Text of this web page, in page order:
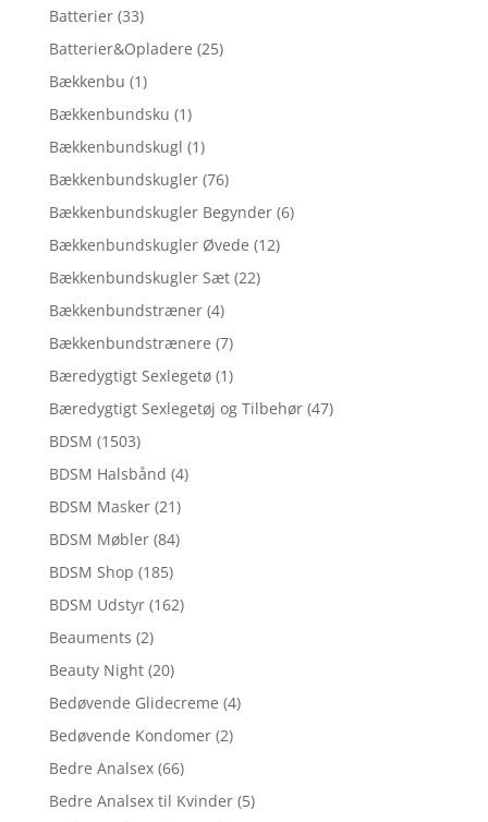
Batterier (33)
Batterier&Opladere (25)
Bækkenbu (1)
Bækkenbundsku (1)
Bækkenbundskugl (1)
Bækkenbundskugler (76)
Bækkenbundskugler Begynder (6)
Bækkenbundskugler Øvede (12)
Bækkenbundskugler Sæt (22)
Bækkenbundstræner (4)
Bækkenbundstrænere (7)
Bæredygtigt Sexlegetø (1)
Bæredygtigt Sexlegetøj og Tilbehør (47)
BDSM (1503)
BDSM Halsbånd (4)
BDSM Masker (21)
BDSM Møbler (84)
BDSM Shop (185)
BDSM Udstyr (162)
Beauments (2)
Beauty Night (20)
Bedøvende Glidecreme (4)
Bedøvende Kondomer (2)
Bedre Analsex (66)
Bedre Analsex til Kvinder (5)